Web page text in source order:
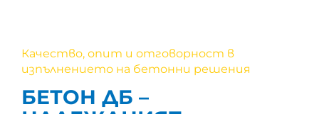
Качество, опит и отговорност в
изпълнението на бетонни решения
БЕТОН ДБ –